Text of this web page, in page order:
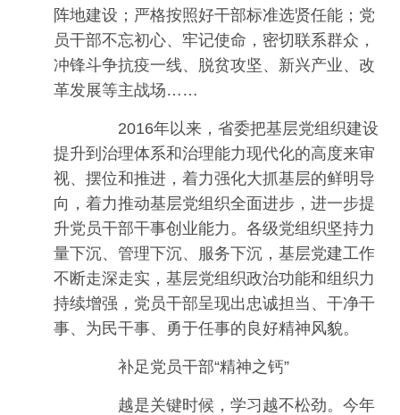
阵地建设；严格按照好干部标准选贤任能；党
员干部不忘初心、牢记使命，密切联系群众，
冲锋斗争抗疫一线、脱贫攻坚、新兴产业、改
革发展等主战场……
2016年以来，省委把基层党组织建设
提升到治理体系和治理能力现代化的高度来审
视、摆位和推进，着力强化大抓基层的鲜明导
向，着力推动基层党组织全面进步，进一步提
升党员干部干事创业能力。各级党组织坚持力
量下沉、管理下沉、服务下沉，基层党建工作
不断走深走实，基层党组织政治功能和组织力
持续增强，党员干部呈现出忠诚担当、干净干
事、为民干事、勇于任事的良好精神风貌。
补足党员干部“精神之钙”
越是关键时候，学习越不松劲。今年